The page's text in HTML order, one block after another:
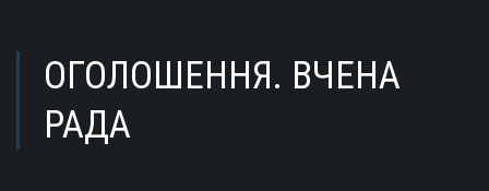
ОГОЛОШЕННЯ. ВЧЕНА
РАДА